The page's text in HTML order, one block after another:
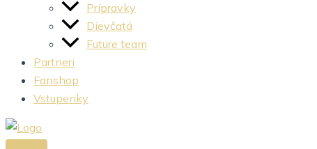
Prípravky
Dievčatá
Future team
Partneri
Fanshop
Vstupenky